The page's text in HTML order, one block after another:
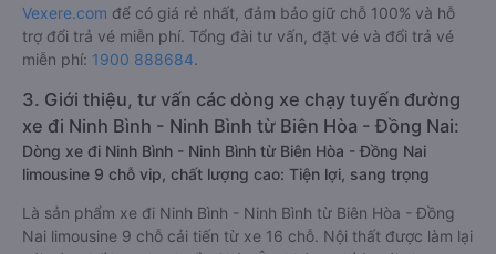
Vexere.com để có giá rẻ nhất, đảm bảo giữ chỗ 100% và hỗ
trợ đổi trả vé miễn phí. Tổng đài tư vấn, đặt vé và đổi trả vé
miễn phí: 1900 888684.
3. Giới thiệu, tư vấn các dòng xe chạy tuyến đường
xe đi Ninh Bình - Ninh Bình từ Biên Hòa - Đồng Nai:
Dòng xe đi Ninh Bình - Ninh Bình từ Biên Hòa - Đồng Nai
limousine 9 chỗ vip, chất lượng cao: Tiện lợi, sang trọng
Là sản phẩm xe đi Ninh Bình - Ninh Bình từ Biên Hòa - Đồng
Nai limousine 9 chỗ cải tiến từ xe 16 chỗ. Nội thất được làm lại